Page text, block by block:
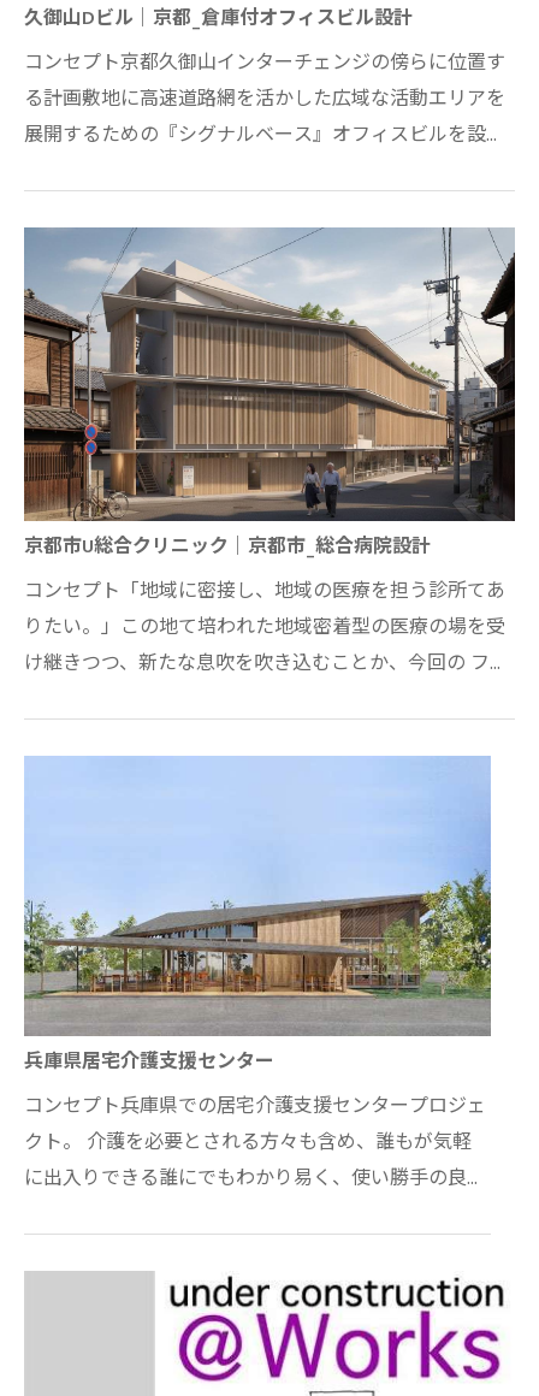
久御山Dビル｜京都_倉庫付オフィスビル設計
コンセプト京都久御山インターチェンジの傍らに位置す
る計画敷地に高速道路網を活かした広域な活動エリアを
展開するための『シグナルベース』オフィスビルを設
京都市U総合クリニック｜京都市_総合病院設計
コンセプト「地域に密接し、地域の医療を担う診所てあ
りたい。」この地て培われた地域密着型の医療の場を受
け継きつつ、新たな息吹を吹き込むことか、今回の フロ
兵庫県居宅介護支援センター
コンセプト兵庫県での居宅介護支援センタープロジェ
クト。 介護を必要とされる方々も含め、誰もが気軽
に出入りできる誰にでもわかり易く、使い勝手の良い